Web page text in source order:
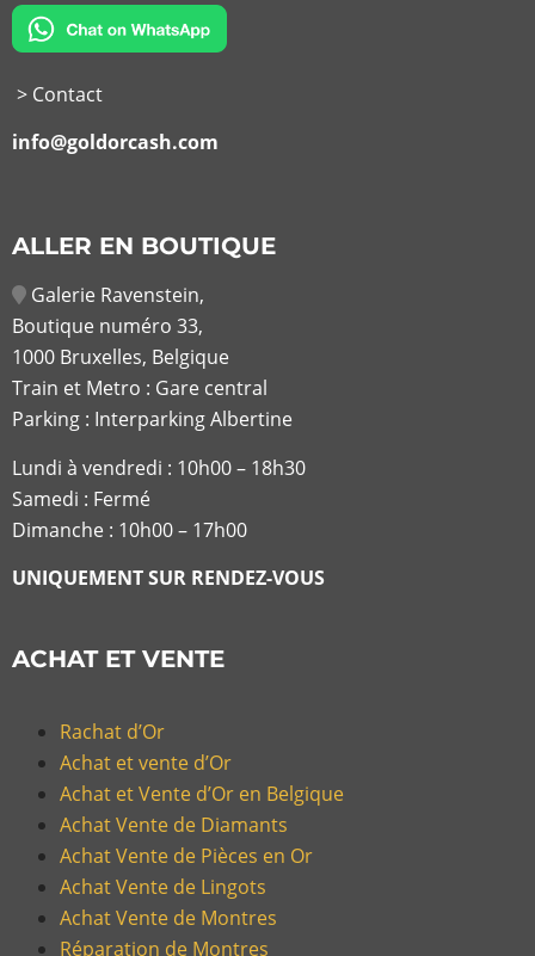
> Contact
info@goldorcash.com
ALLER EN BOUTIQUE
Galerie Ravenstein,
Boutique numéro 33,
1000 Bruxelles, Belgique
Train et Metro : Gare central
Parking : Interparking Albertine
Lundi à vendredi : 10h00 – 18h30
Samedi : Fermé
Dimanche : 10h00 – 17h00
UNIQUEMENT SUR RENDEZ-VOUS
ACHAT ET VENTE
Rachat d’Or
Achat et vente d’Or
Achat et Vente d’Or en Belgique
Achat Vente de Diamants
Achat Vente de Pièces en Or
Achat Vente de Lingots
Achat Vente de Montres
Réparation de Montres